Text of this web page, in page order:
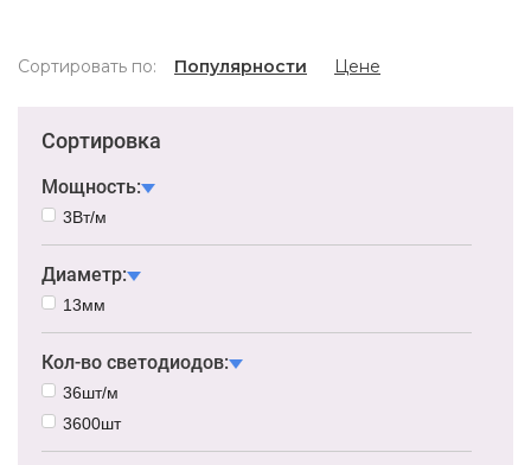
Сортировать по: Популярности Цене
Сортировка
Мощность:
3Вт/м
Диаметр:
13мм
Кол-во светодиодов:
36шт/м
3600шт